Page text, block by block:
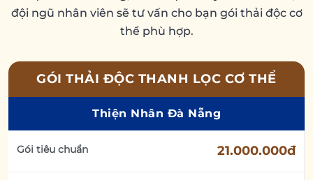
đội ngũ nhân viên sẽ tư vấn cho bạn gói thải độc cơ
thể phù hợp.
GÓI THẢI ĐỘC THANH LỌC CƠ THỂ
Thiện Nhân Đà Nẵng
Gói tiêu chuẩn 21.000.000đ